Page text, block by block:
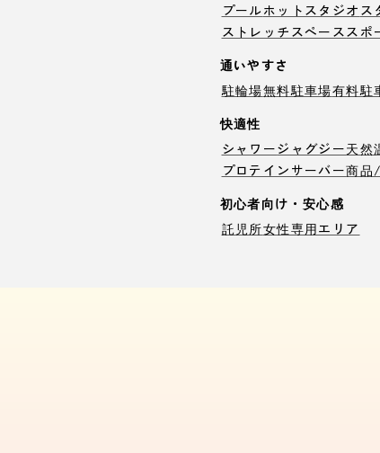
プールホットスタジオ ス
ストレッチスペーススポ
通いやすさ
駐輪場無料駐車場有料駐
快適性
シャワージャグジー天然
プロテインサーバー商品
初心者向け・安心感
託児所女性専用エリア